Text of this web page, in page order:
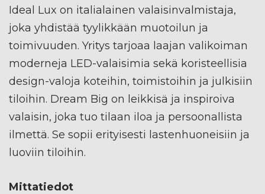
Ideal Lux on italialainen valaisinvalmistaja,
joka yhdistää tyylikkään muotoilun ja
toimivuuden. Yritys tarjoaa laajan valikoiman
moderneja LED-valaisimia sekä koristeellisia
design-valoja koteihin, toimistoihin ja julkisiin
tiloihin. Dream Big on leikkisä ja inspiroiva
valaisin, joka tuo tilaan iloa ja persoonallista
ilmettä. Se sopii erityisesti lastenhuoneisiin ja
luoviin tiloihin.
Mittatiedot